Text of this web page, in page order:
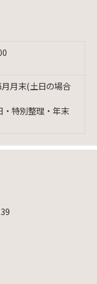
月末(土日の場合
・特別整理・年末